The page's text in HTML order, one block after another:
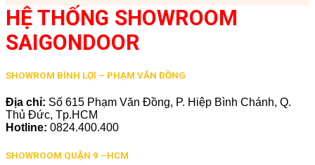
HỆ THỐNG SHOWROOM
SAIGONDOOR
SHOWROM BÌNH LỢI – PHẠM VĂN ĐỒNG
Địa chỉ: Số 615 Phạm Văn Đồng, P. Hiệp Bình Chánh, Q.
Thủ Đức, Tp.HCM
Hotline: 0824.400.400
SHOWROOM QUẬN 9 –HCM